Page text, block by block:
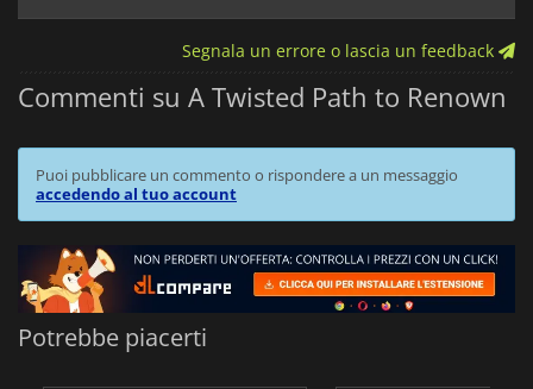
Segnala un errore o lascia un feedback
Commenti su A Twisted Path to Renown
Puoi pubblicare un commento o rispondere a un messaggio
accedendo al tuo account
Potrebbe piacerti